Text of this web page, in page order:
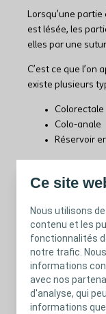
Ce site
Nous utilisons
contenu et les
fonctionnalités
notre trafic.
informations
avec nos
d'analyse, qui
informations
Lorsqu’une
est lésée, les
elles par une
C’est ce que l’on
existe plusieurs
Colorectale
Colo-anale
Réservoir
qui augmente le